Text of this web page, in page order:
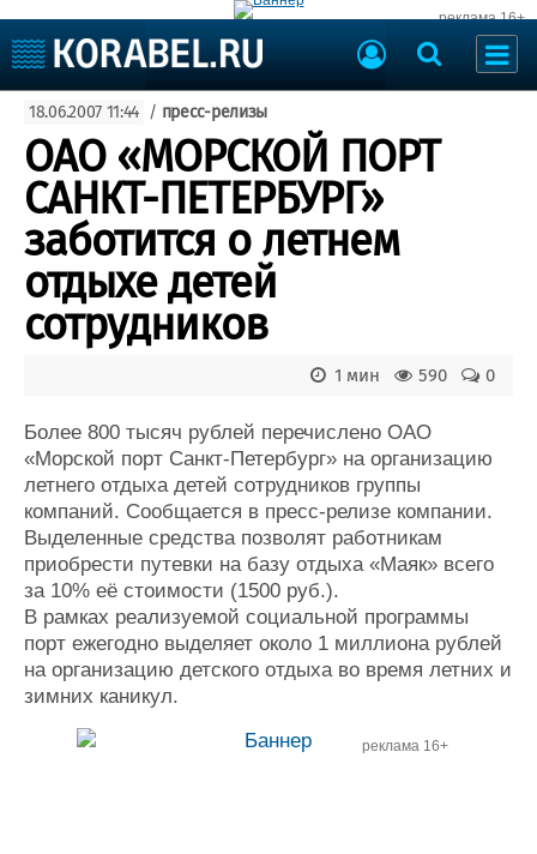
реклама 16+
Судоходство
Судоремонт
События
Пресс-релизы
Порты
Рыболовство
ВМФ
Яхты и катера
Еще
Судостроение
Компании
Репутация
Крюинг
Журнал
Реклама
Доска объявлений
Оборудование
Изделия
Материалы
Конференции
Выставки и семинары
Словарь
Отзывы
18.06.2007 11:44 / пресс-релизы
ОАО «МОРСКОЙ ПОРТ
САНКТ-ПЕТЕРБУРГ»
заботится о летнем
отдыхе детей
сотрудников
0
590
1 мин
Более 800 тысяч рублей перечислено ОАО
«Морской порт Санкт-Петербург» на организацию
летнего отдыха детей сотрудников группы
компаний. Сообщается в пресс-релизе компании.
Выделенные средства позволят работникам
приобрести путевки на базу отдыха «Маяк» всего
за 10% её стоимости (1500 руб.).
В рамках реализуемой социальной программы
порт ежегодно выделяет около 1 миллиона рублей
на организацию детского отдыха во время летних и
зимних каникул.
реклама 16+